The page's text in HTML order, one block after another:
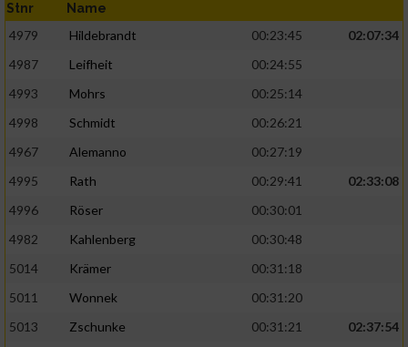
Stnr Name
4979 Hildebrandt 00:23:45
02:07:34
4987
Leifheit
00:24:55
4993
Mohrs
00:25:14
4998
Schmidt
00:26:21
4967
Alemanno
00:27:19
4995
Rath 00:29:41
02:33:08
4996
Röser
00:30:01
4982
Kahlenberg
00:30:48
5014
Krämer
00:31:18
5011
Wonnek
00:31:20
5013
Zschunke 00:31:21
02:37:54